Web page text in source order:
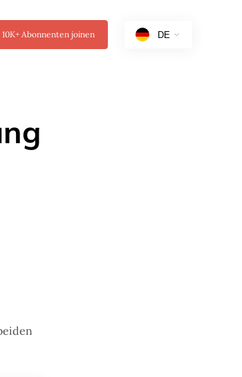
10K+ Abonnenten joinen